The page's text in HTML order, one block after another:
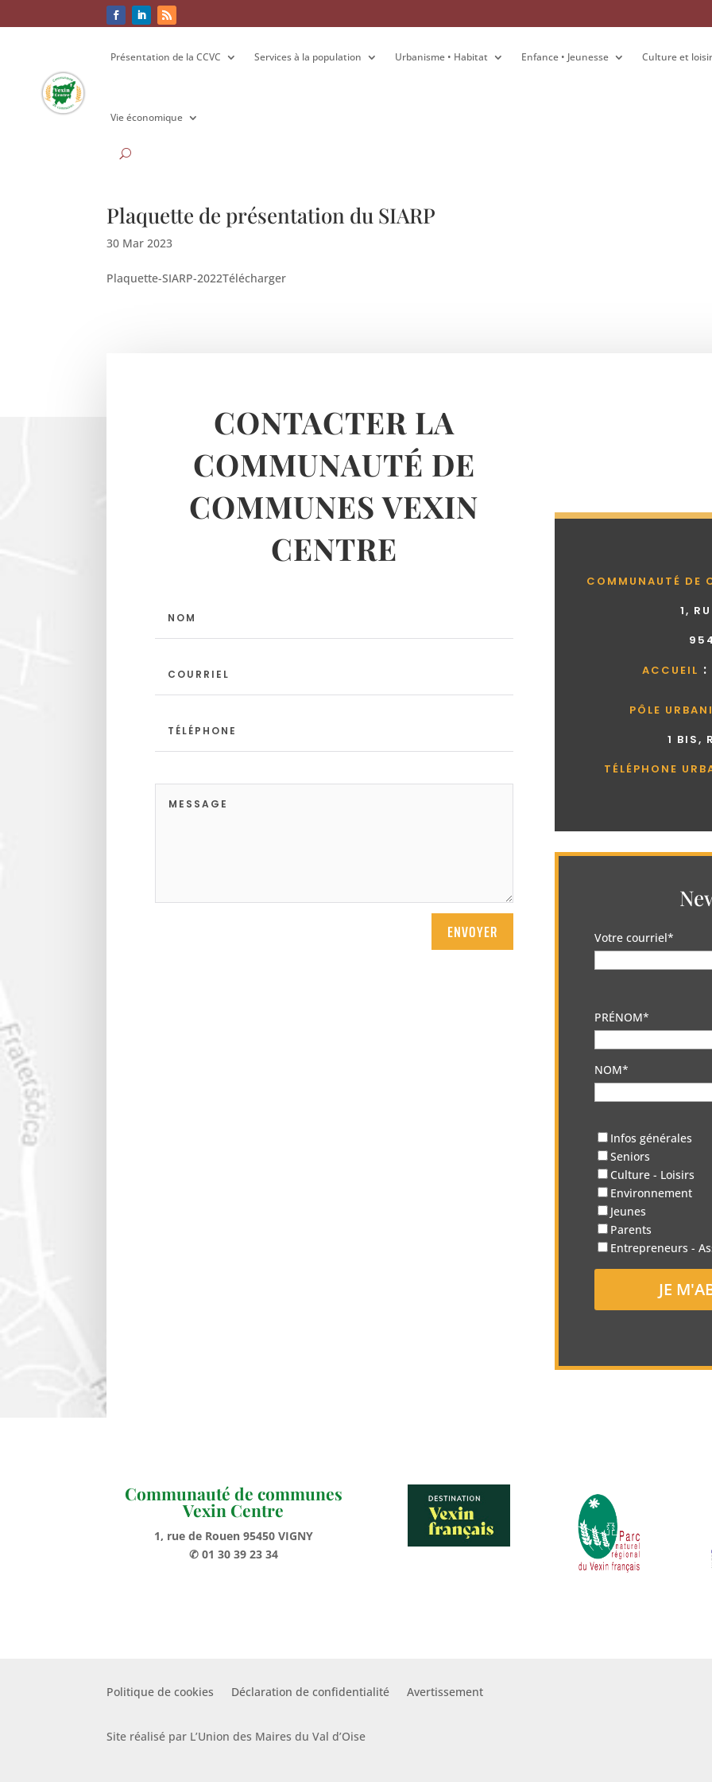
Présentation de la CCVC Services à la population Urbanisme • Habitat Enfance • Jeunesse Culture et
Vie économique
Présentation de la CCVC Services à la population Urbanisme • Habitat Enfance • Jeunesse Culture et
Vie économique
Plaquette de présentation du SIARP
30 Mar 2023
Plaquette-SIARP-2022Télécharger
CONTACTER LA
COMMUNAUTÉ DE
COMMUNES VEXIN
CENTRE
ENVOYER
COMMUNAUTÉ DE
1,
ACCUEIL :
PÔLE
1 BIS,
TÉLÉPHONE
Votre courriel*
PRÉNOM*
NOM*
Infos générales
Seniors
Culture - Loisirs
Environnement
Jeunes
Parents
Entrepreneurs -
Communauté de communes
Vexin Centre
1, rue de Rouen 95450 VIGNY
✆ 01 30 39 23 34
Politique de cookies Déclaration de confidentialité Avertissement
Site réalisé par L’Union des Maires du Val d’Oise